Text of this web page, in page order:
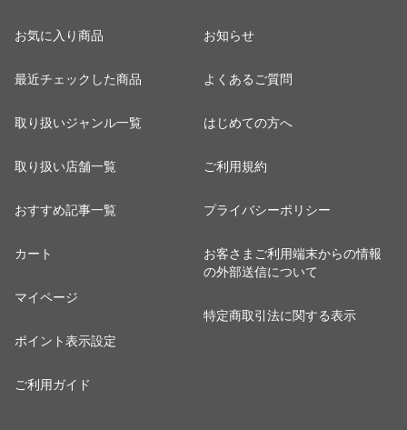
お気に入り商品
最近チェックした商品
取り扱いジャンル一覧
取り扱い店舗一覧
おすすめ記事一覧
カート
マイページ
ポイント表示設定
ご利用ガイド
お知らせ
よくあるご質問
はじめての方へ
ご利用規約
プライバシーポリシー
お客さまご利用端末からの情報
の外部送信について
特定商取引法に関する表示